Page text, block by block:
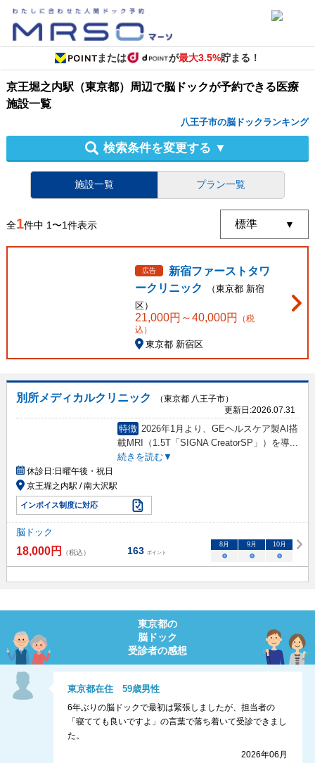
または が最大3.5%貯まる！
京王堀之内駅（東京都）周辺で脳ドックが予約できる医療
施設一覧
八王子市の脳ドックランキング
検索条件を変更する ▼
施設一覧 プラン一覧
全1件中 1〜1件表示
広告
新宿ファーストタワ
ークリニック
（東京都 新宿
区）
21,000円～40,000円
（税
込）
東京都 新宿区
別所メディカルクリニック
（東京都 八王子市）
更新日:2026.07.31
特徴 2026年1月より、GEヘルスケア製AI搭
載MRI（1.5T「SIGNA CreatorSP」）を導...
続きを読む▼
休診日:日曜午後・祝日
京王堀之内駅 / 南大沢駅
インボイス制度に対応
脳ドック
18,000円 （税込） 163 ポイント
8月 9月 10月
○ ○ ○
東京都の
脳ドック
受診者の感想
東京都在住59歳男性
6年ぶりの脳ドックで最初は緊張しましたが、担当者の
「寝てても良いですよ」の言葉で落ち着いて受診できまし
た。
2026年06月